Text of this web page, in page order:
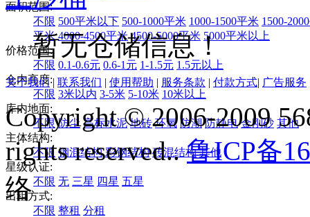
面积范围:
不限 500平米以下 500-1000平米 1000-1500平米 1500-
平米 4000-4500平米 4500-5000平米 5000平米以上
价格范围:
不限 0.1-0.6元 0.6-1元 1-1.5元 1.5元以上
仓内高度:
不限 3米以内 3-5米 5-10米 10米以上
库内地面:
不限 防尘 高标水泥 地砖 环氧 防潮 防静电 金刚砂 其他
主体结构:
不限 钢混结构 彩钢结构 砖混结构 其他
星级认证:
不限 无 三星 四星 五星
出租方式:
不限 整租 分租
暂无仓储信息！
关于我们| 联系我们 | 使用帮助 | 服务条款 | 付款方式| 广告服务
Copyright © 2006-2009
rights reserved..鲁ICP备
络